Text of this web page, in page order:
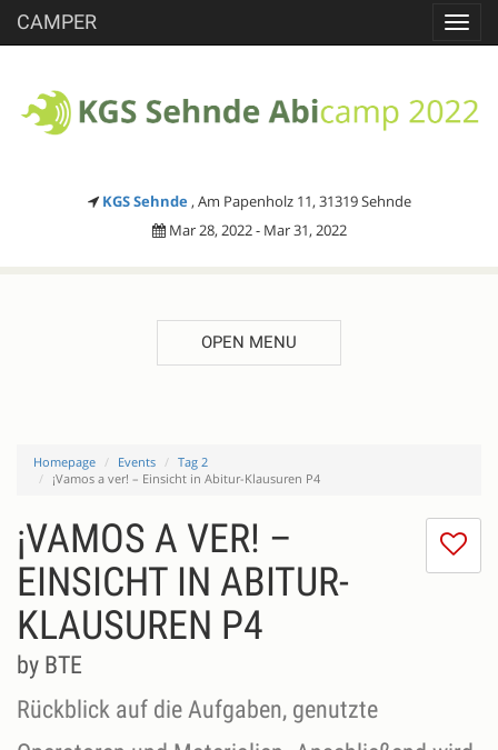
CAMPER
KGS Sehnde , Am Papenholz 11, 31319 Sehnde
Mar 28, 2022 - Mar 31, 2022
OPEN MENU
Homepage Events
Tag 2
¡Vamos a ver! – Einsicht in Abitur-Klausuren P4
I
¡VAMOS A VER! –
EINSICHT IN ABITUR-
KLAUSUREN P4
by BTE
Rückblick auf die Aufgaben, genutzte